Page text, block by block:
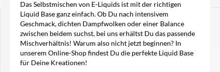
Das Selbstmischen von E-Liquids ist mit der richtigen
Liquid Base ganz einfach. Ob Du nach intensivem
Geschmack, dichten Dampfwolken oder einer Balance
zwischen beidem suchst, bei uns erhältst Du das passende
Mischverhältnis! Warum also nicht jetzt beginnen? In
unserem Online-Shop findest Du die perfekte Liquid Base
für Deine Kreationen!